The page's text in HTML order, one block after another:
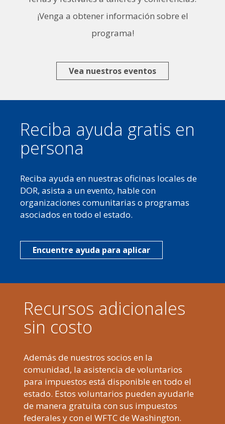
¡Venga a obtener información sobre el
programa!
Vea nuestros eventos
Reciba ayuda gratis en
persona
Reciba ayuda en nuestras oficinas locales de
DOR, asista a un evento, hable con
organizaciones comunitarias o programas
asociados en todo el estado.
Encuentre ayuda para aplicar
Recursos adicionales
sin costo
Además de nuestros socios en la
comunidad, la asistencia de voluntarios
para impuestos está disponible en todo el
estado. Estos voluntarios pueden ayudarle
de manera gratuita con sus impuestos
federales y con el WFTC de Washington.